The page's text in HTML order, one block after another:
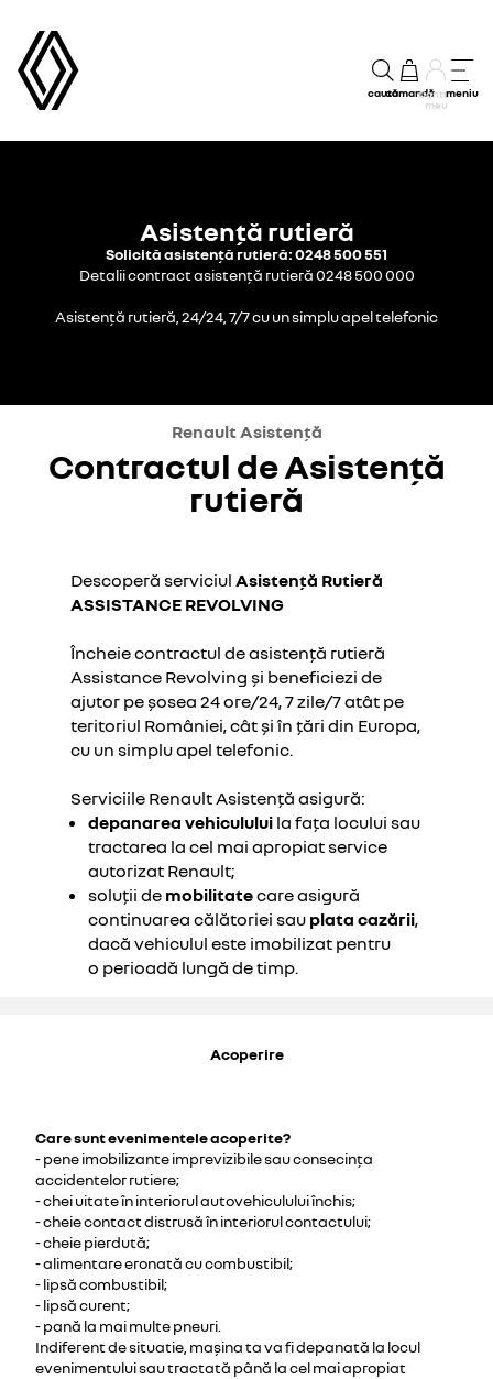
cautăcomandăContul
meu
meniu
Asistență rutieră
Solicită asistență rutieră: 0248 500 551
Detalii contract asistență rutieră 0248 500 000
Asistență rutieră, 24/24, 7/7 cu un simplu apel telefonic
Renault Asistență
Contractul de Asistență
rutieră
Descoperă serviciul Asistenţă Rutieră
ASSISTANCE REVOLVING
Încheie contractul de asistență rutieră
Assistance Revolving și beneficiezi de
ajutor pe șosea 24 ore/24, 7 zile/7 atât pe
teritoriul României, cât și în țări din Europa,
cu un simplu apel telefonic.
Serviciile Renault Asistență asigură:
depanarea vehiculului la fața locului sau
tractarea la cel mai apropiat service
autorizat Renault;
soluții de mobilitatecare asigură
continuarea călătoriei sau plata cazării,
dacă vehiculul este imobilizat pentru
o perioadă lungă de timp.
Acoperire
Care sunt evenimentele acoperite?
- pene imobilizante imprevizibile sau consecința
accidentelor rutiere;
- chei uitate în interiorul autovehiculului închis;
- cheie contact distrusă în interiorul contactului;
- cheie pierdută;
- alimentare eronată cu combustibil;
- lipsă combustibil;
- lipsă curent;
- pană la mai multe pneuri.
Indiferent de situatie, mașina ta va fi depanată la locul
evenimentului sau tractată până la cel mai apropiat